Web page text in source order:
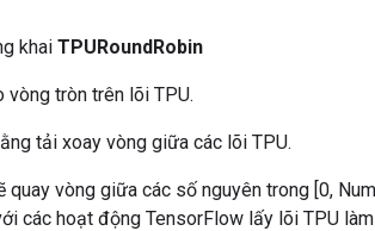
khai TPURoundRobin
vòng tròn trên lõi TPU.
tải xoay vòng giữa các lõi TPU.
quay vòng giữa các số nguyên trong [0,
các hoạt động TensorFlow lấy lõi TPU